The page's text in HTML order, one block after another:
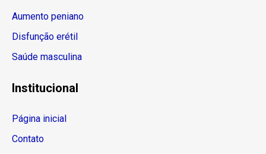
Aumento peniano
Disfunção erétil
Saúde masculina
Institucional
Página inicial
Contato